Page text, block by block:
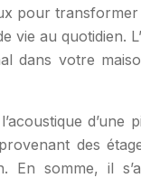
pour
vie au quotidien.
votre
d’une
des
En somme, il